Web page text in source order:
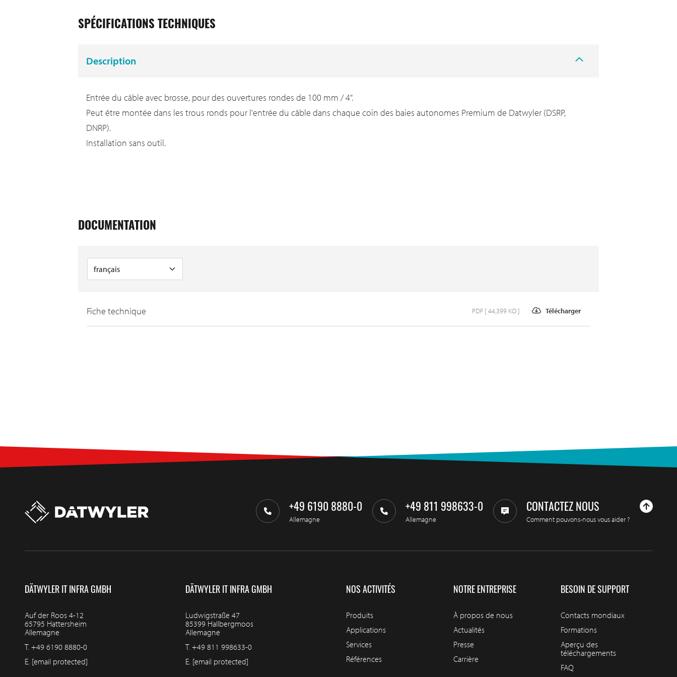
SPÉCIFICATIONS TECHNIQUES
Description
Entrée du câble avec brosse, pour des ouvertures rondes de 100 mm / 4".
Peut être montée dans les trous ronds pour l'entrée du câble dans chaque coin des baies autonomes Premium de Datwyler (DSRP,
DNRP).
Installation sans outil.
DOCUMENTATION
Fiche technique Télécharger
PDF [ 44,399 KO ]
+49 6190 8880-0
Allemagne
+49 811 998633-0
Allemagne
CONTACTEZ NOUS
Comment pouvons-nous vous aider ?
DÄTWYLER IT INFRA GMBH
Auf der Roos 4-12
65795 Hattersheim
Allemagne
T. +49 6190 8880-0
E. [email protected]
DÄTWYLER IT INFRA GMBH
Ludwigstraße 47
85399 Hallbergmoos
Allemagne
T. +49 811 998633-0
E. [email protected]
NOS ACTIVITÉS
Produits
Applications
Services
Références
NOTRE ENTREPRISE
À propos de nous
Actualités
Presse
Carrière
BESOIN DE SUPPORT
Contacts mondiaux
Formations
Aperçu des
téléchargements
FAQ